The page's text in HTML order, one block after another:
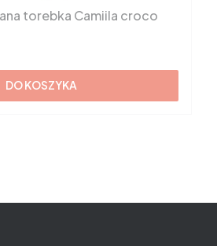
torebka Camiila croco
DO KOSZYKA